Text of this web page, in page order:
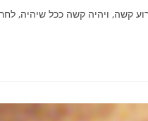
קשה, ויהיה קשה ככל שיהיה,